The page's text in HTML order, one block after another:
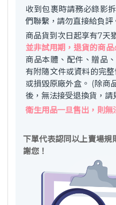
收到包裹時請務必錄影
們聯繫，請勿直接給負評
商品貨到次日起享有7天
並非試用期，退貨的商
商品本體、配件、贈品
有附隨文件或資料的完
或損毀原廠外盒。 (除商
後，無法接受退換貨，請
衛生用品一旦售出，則無
下單代表認同以上賣場規
謝您！